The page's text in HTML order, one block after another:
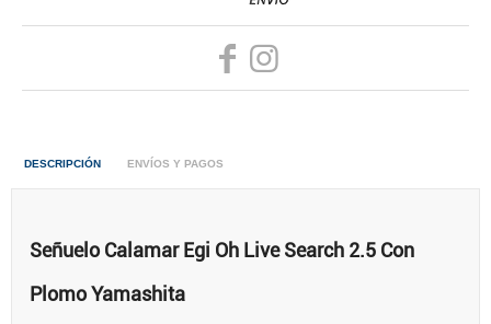
DESCRIPCIÓN ENVÍOS Y PAGOS
Señuelo Calamar Egi Oh Live Search 2.5 Con
Plomo Yamashita